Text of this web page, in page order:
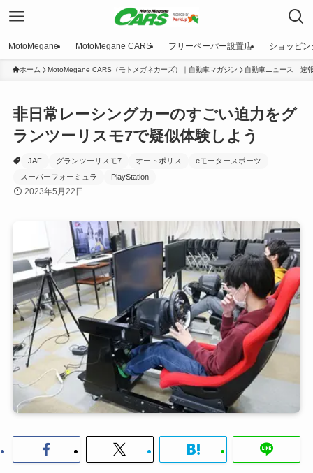
MotoMegane MotoMegane CARS フリーペーパー設置店 ショッピン
ホーム MotoMegane CARS（モトメガネカーズ）｜自動車マガジン 自動車ニュース 速
非日常レーシングカーのすごい迫力をグ
ランツーリスモ7で疑似体験しよう
JAF グランツーリスモ7 オートポリス
eモータースポーツ
スーパーフォーミュラ
PlayStation
2023年5月22日